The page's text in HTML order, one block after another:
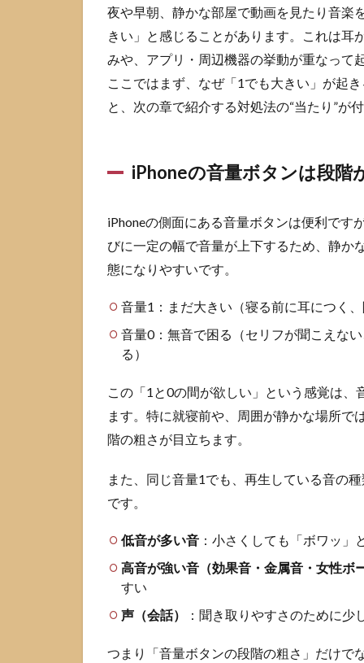
別で
混同
しや
すい
イヤ
部機
量が
別に
効い
てい
とが
2
の音量
を最小
より下
げる最
2.1
ール
ター
で音
ライ
を長
夜や早朝、静かな部屋で動画を見たり音楽
きい」と感じることがあります。これは耳
みや、アプリ・周辺機器の挙動が重なって
ここではまず、なぜ「1でも大きい」が起
と、次の章で紹介する対処法の“当たり”が
iPhoneの音量ボタンは段階
iPhoneの側面にある音量ボタンは便利です
びに一定の幅で音量が上下するため、静か
態になりやすいです。
音量1：まだ大きい（寝る前に耳につく、
音量0：無音で困る（セリフが聞こえな
る）
この「1と0の間が欲しい」という感覚は、
ます。特に就寝前や、周囲が静かな場所
階の粗さが目立ちます。
また、同じ音量1でも、再生している音の
です。
低音が多い音 ：小さくしても「ボワッ」
高音が強い音（効果音・金属音・女性ボ
すい
声（会話）
：聞き取りやすさのために少
つまり「音量ボタンの段階の粗さ」だけで